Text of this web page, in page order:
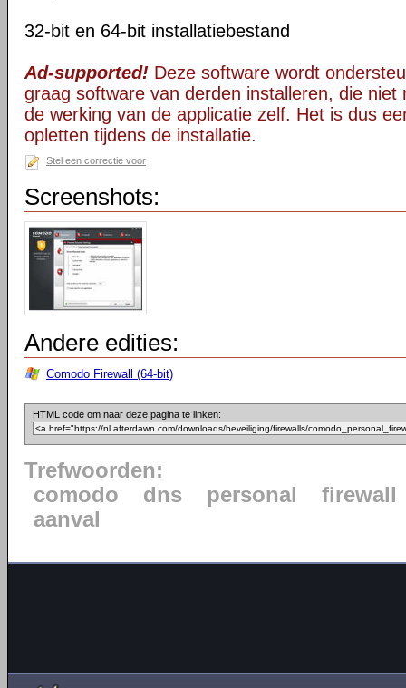
32-bit en 64-bit installatiebestand
Ad-supported! Deze software wordt
graag software van derden installeren, die niet
de werking van de applicatie zelf. Het is dus
opletten tijdens de installatie.
Stel een correctie voor
Screenshots:
Andere edities:
Comodo Firewall (64-bit)
HTML code om naar deze pagina te linken:
Trefwoorden:
comodo
dns personal
firewall
aanval